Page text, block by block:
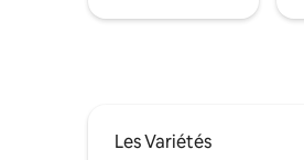
Les Variétés